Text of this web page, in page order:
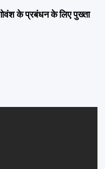
के प्रबंधन के लिए पुख्ता